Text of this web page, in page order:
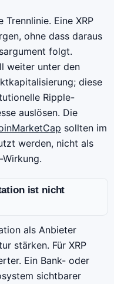
Eine XRP
ohne dass daraus
folgt.
weiter unter den
diese
Ripple-
auslösen. Die
sollten im
werden, nicht als
ist nicht
als Anbieter
stärken. Für XRP
Ein Bank- oder
sichtbarer